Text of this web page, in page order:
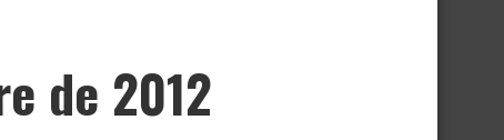
de 2012